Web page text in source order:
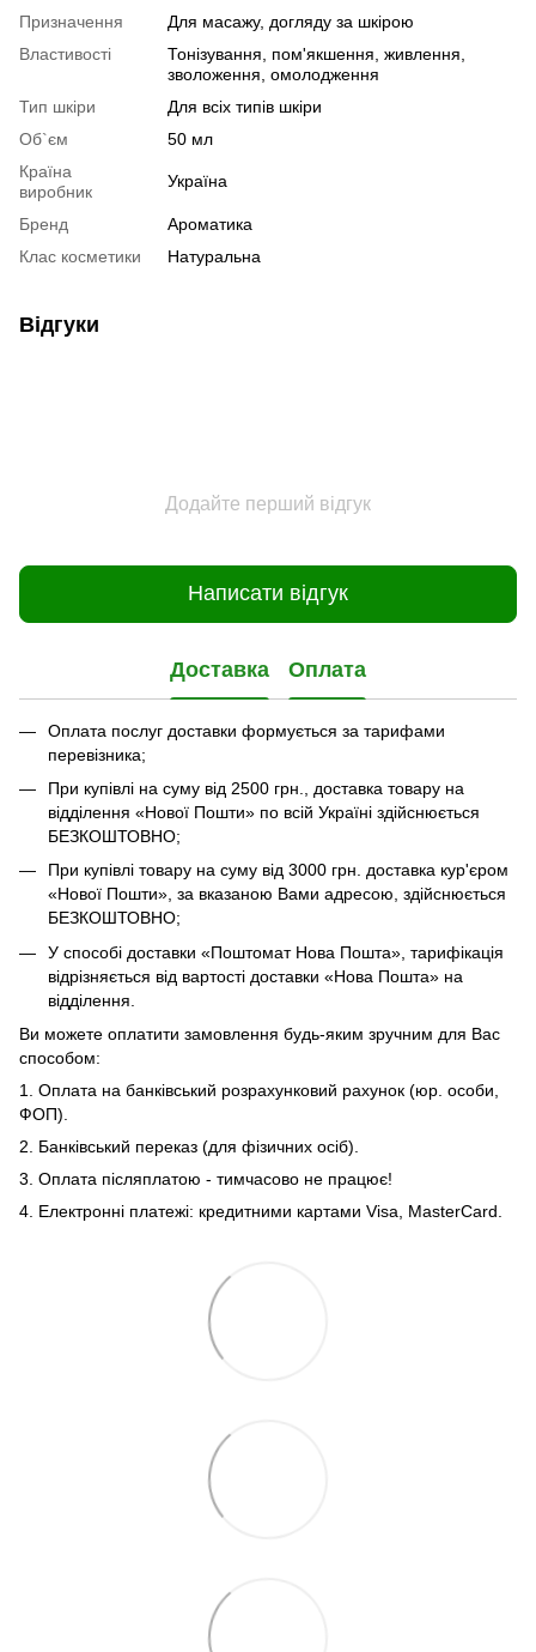
Призначення
Для масажу, догляду за шкірою
Властивості
Тонізування, пом'якшення, живлення,
зволоження, омолодження
Тип шкіри
Для всіх типів шкіри
Об`єм
50 мл
Країна
виробник
Україна
Бренд
Ароматика
Клас косметики
Натуральна
Відгуки
Додайте перший відгук
Написати відгук
Доставка Оплата
Оплата послуг доставки формується за тарифами
перевізника;
При купівлі на суму від 2500 грн., доставка товару на
відділення «Нової Пошти» по всій Україні здійснюється
БЕЗКОШТОВНО;
При купівлі товару на суму від 3000 грн. доставка кур'єром
«Нової Пошти», за вказаною Вами адресою, здійснюється
БЕЗКОШТОВНО;
У способі доставки «Поштомат Нова Пошта», тарифікація
відрізняється від вартості доставки «Нова Пошта» на
відділення.
Ви можете оплатити замовлення будь-яким зручним для Вас
способом:
1. Оплата на банківський розрахунковий рахунок (юр. особи,
ФОП).
2. Банківський переказ (для фізичних осіб).
3. Оплата післяплатою - тимчасово не працює!
4. Електронні платежі: кредитними картами Visa, MasterCard.